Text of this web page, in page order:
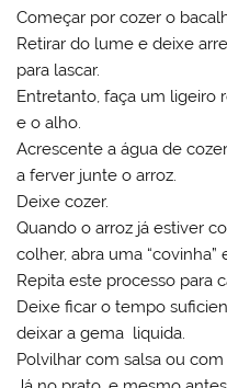
Começar por cozer o
Retirar do lume e deixe
para lascar.
Entretanto, faça um ligeiro
e o alho.
Acrescente a água de
a ferver junte o arroz.
Deixe cozer.
Quando o arroz já estiver
colher, abra uma “covinha”
Repita este processo para
Deixe ficar o tempo
deixar a gema liquida.
Polvilhar com salsa ou